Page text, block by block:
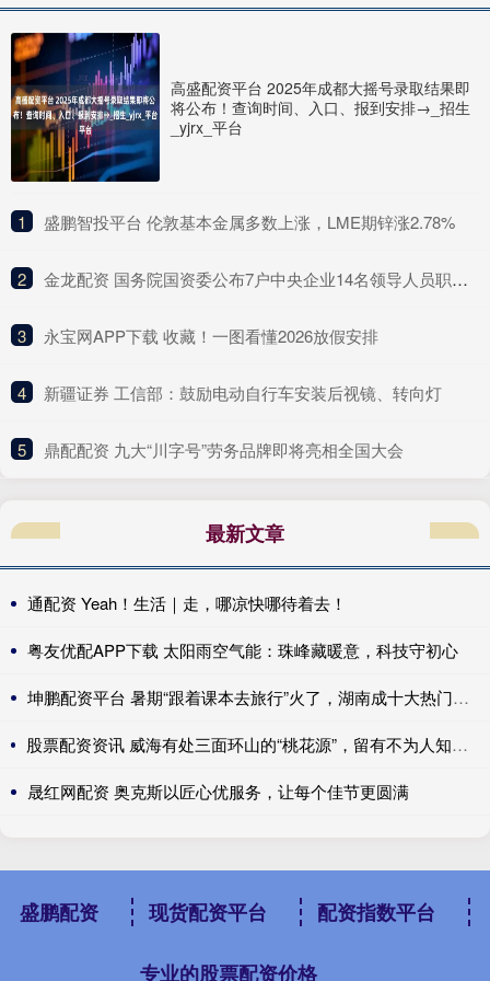
高盛配资平台 2025年成都大摇号录取结果即
将公布！查询时间、入口、报到安排→_招生
_yjrx_平台
1 ​盛鹏智投平台 伦敦基本金属多数上涨，LME期锌涨2.78%
2 ​金龙配资 国务院国资委公布7户中央企业14名领导人员职务任免
3 ​永宝网APP下载 收藏！一图看懂2026放假安排
4 ​新疆证券 工信部：鼓励电动自行车安装后视镜、转向灯
5 ​鼎配配资 九大“川字号”劳务品牌即将亮相全国大会
最新文章
通配资 Yeah！生活｜走，哪凉快哪待着去！
粤友优配APP下载 太阳雨空气能：珠峰藏暖意，科技守初心
坤鹏配资平台 暑期“跟着课本去旅行”火了，湖南成十大热门目的地
股票配资资讯 威海有处三面环山的“桃花源”，留有不为人知的红色印记
晟红网配资 奥克斯以匠心优服务，让每个佳节更圆满
盛鹏配资 现货配资平台 配资指数平台
专业的股票配资价格